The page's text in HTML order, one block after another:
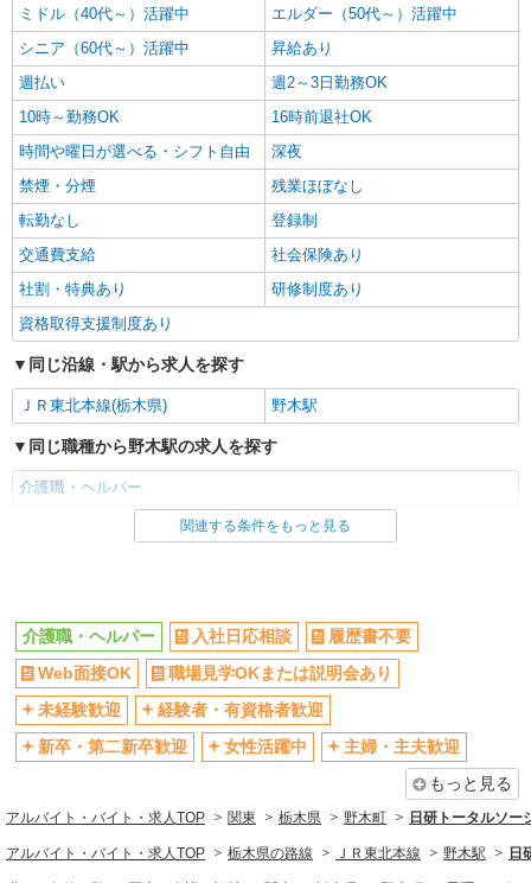
ミドル（40代～）活躍中
エルダー（50代～）活躍中
シニア（60代～）活躍中
昇給あり
週払い
週2～3日勤務OK
10時～勤務OK
16時前退社OK
時間や曜日が選べる・シフト自由
深夜
禁煙・分煙
残業ほぼなし
転勤なし
登録制
交通費支給
社会保険あり
社割・特典あり
研修制度あり
資格取得支援制度あり
同じ沿線・駅から求人を探す
ＪＲ東北本線(栃木県) 野木駅
同じ職種から野木駅の求人を探す
介護職・ヘルパー
同じ雇用形態から野木駅の求人を探す
同じ特徴から野木駅の求人を探す
入社日応相談
履歴書不要
Web面接OK
職場見学OKまたは説明会あり
未経験歓迎
経験者・有資格者歓迎
主婦・主夫歓迎
フリーター歓迎
学歴不問
ブランクOK
関連する条件をもっと見る
介護職・ヘルパー 入社日応相談
履歴書不要
Web面接OK
職場見学OKまたは説明会あり
未経験歓迎
経験者・有資格者歓迎
新卒・第二新卒歓迎
女性活躍中
主婦・主夫歓迎
もっと見る
アルバイト・バイト・求人TOP 関東 栃木県 野木町 日研トータルソ
アルバイト・バイト・求人TOP 栃木県の路線 ＪＲ東北本線 野木駅 日